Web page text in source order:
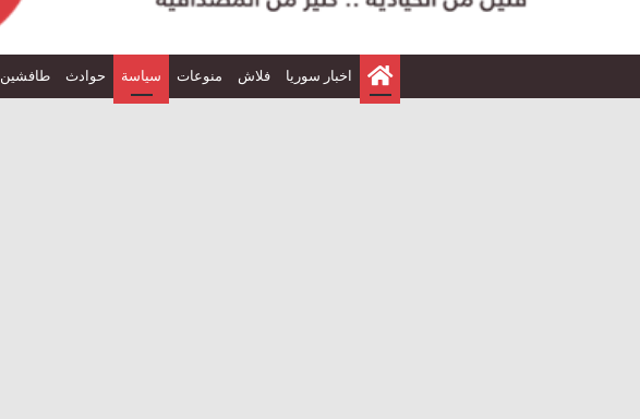
الرئيسية
اخبار سوريا فلاش منوعات سياسة حوادث طافشين